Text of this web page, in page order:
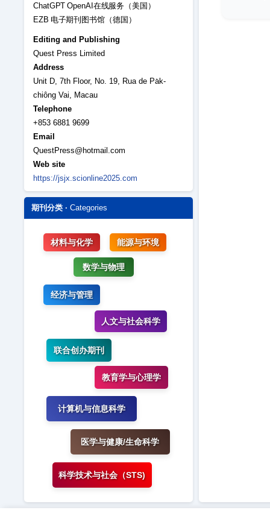
ChatGPT OpenAI在线服务（美国）
EZB 电子期刊图书馆（德国）
Editing and Publishing
Quest Press Limited
Address
Unit D, 7th Floor, No. 19, Rua de Pa̍k-
chiông Vai, Macau
Telephone
+853 6881 9699
Email
QuestPress@hotmail.com
Web site
https://jsjx.scionline2025.com
期刊分类 · Categories
材料与化学 能源与环境
数学与物理
经济与管理
人文与社会科学
联合创办期刊
教育学与心理学
计算机与信息科学
医学与健康/生命科学
科学技术与社会（STS)